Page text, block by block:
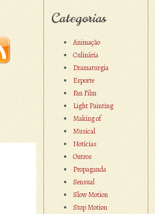
Categorias
Animação
Culinária
Dramaturgia
Esporte
Fan Film
Light Painting
Making of
Musical
Notícias
Outros
Propaganda
Sensual
Slow Motion
Stop Motion